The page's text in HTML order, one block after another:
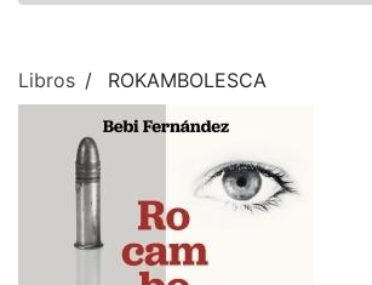
Libros ROKAMBOLESCA